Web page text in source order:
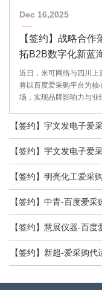
Dec 16,2025
【签约】战略合
拓B2B数字化新蓝
近日，米可网络与四川
将以百度爱采购平台为
场，实现品牌影响力与
数字营销领域的专业实力
【签约】宇文发电子爱
【签约】宇文发电子爱
【签约】明亮化工爱采
【签约】中青-百度爱采
【签约】慧展仪器-百度
【签约】新超-爱采购代